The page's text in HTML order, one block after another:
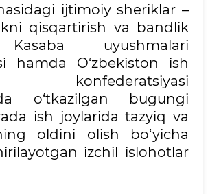
ijtimoiy sheriklar –
qisqartirish va bandlik
uyushmalari
hamda O‘zbekiston ish
konfederatsiyasi
o‘tkazilgan bugungi
ish joylarida tazyiq va
oldini olish bo‘yicha
izchil islohotlar